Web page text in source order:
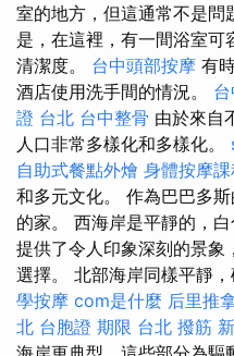
室的地方，但這通常不是問
是，在這裡，有一間浴室可
清潔度。 台中頭部按摩 有
酒店使用洗手間的情況。
證 台北 台中整骨 由於來自
人口非常多樣化和多樣化。
自助式餐點外燴 身體按摩課
和多元文化。 作為巴巴多
的家。 西海岸是平靜的，
提供了令人印象深刻的景象
選擇。 北部海岸同樣平靜，
學按摩 com是什麼 后里推
北 台胞證 期限 台北 撥筋